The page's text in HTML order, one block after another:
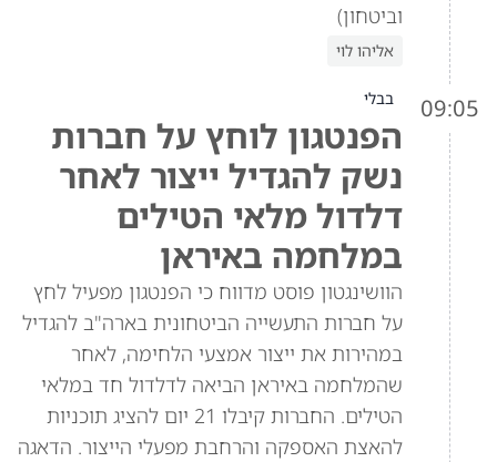
וביטחון)
אליהו לוי
09:05 בבלי
הפנטגון לוחץ על חברות
נשק להגדיל ייצור לאחר
דלדול מלאי הטילים
במלחמה באיראן
הוושינגטון פוסט מדווח כי הפנטגון מפעיל לחץ
על חברות התעשייה הביטחונית בארה"ב להגדיל
במהירות את ייצור אמצעי הלחימה, לאחר
שהמלחמה באיראן הביאה לדלדול חד במלאי
הטילים. החברות קיבלו 21 יום להציג תוכניות
להאצת האספקה והרחבת מפעלי הייצור. הדאגה